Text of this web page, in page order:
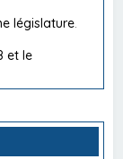
législature
et le